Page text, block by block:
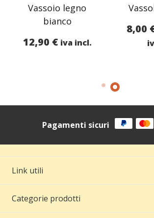
Vassoio legno
bianco
12,90 € iva incl.
8,00
Pagamenti sicuri
Link utili
Categorie prodotti